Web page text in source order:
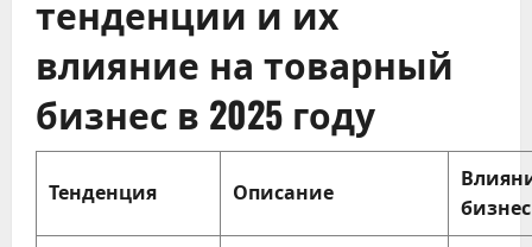
тенденции и их
влияние на товарный
бизнес в 2025 году
Тенденция Описание
бизнес